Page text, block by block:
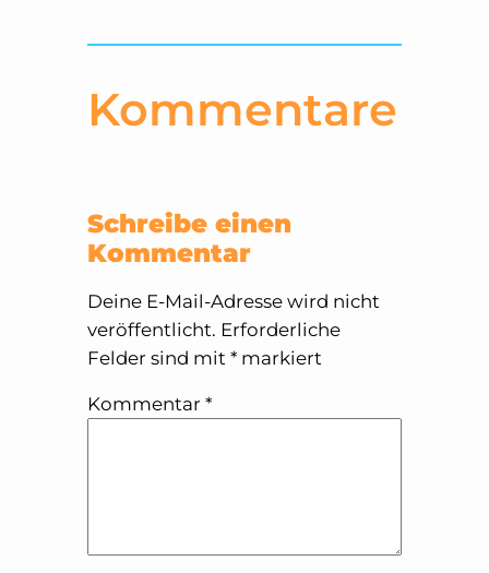
Kommentare
Schreibe einen
Kommentar
Deine E-Mail-Adresse wird nicht
veröffentlicht. Erforderliche
Felder sind mit *markiert
Kommentar *